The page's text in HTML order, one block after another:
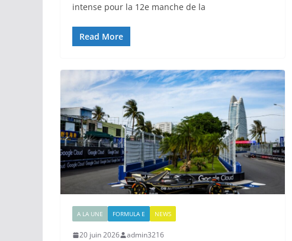
intense pour la 12e manche de la
Read More
A LA UNE FORMULA E NEWS
20 juin 2026 admin3216